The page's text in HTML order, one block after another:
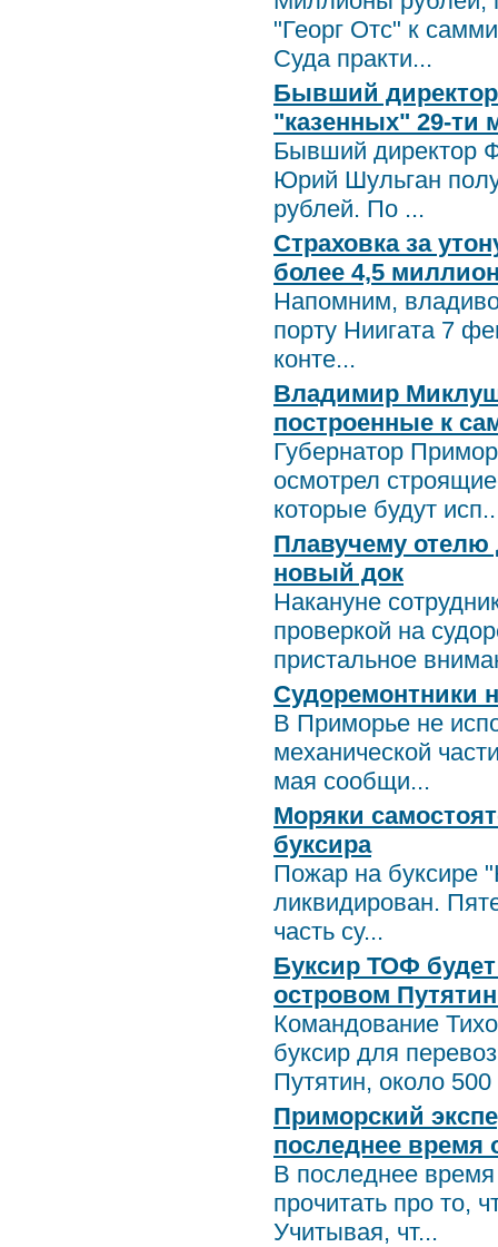
"Георг Отс" к
Суда практи...
Бывший директор
"казенных" 29-ти
Бывший директор
Юрий Шульган
рублей. По ...
Страховка за
более 4,5
Напомним,
порту Ниигата 7
конте...
Владимир
построенные к
Губернатор
осмотрел
которые будут
Плавучему отелю
новый док
Накануне
проверкой на
пристальное
Судоремонтники
В Приморье не
механической
мая сообщи...
Моряки
буксира
Пожар на буксире
ликвидирован.
часть су...
Буксир ТОФ
островом
Командование
буксир для
Путятин, около
Приморский
последнее время
В последнее
прочитать про то,
Учитывая, чт...